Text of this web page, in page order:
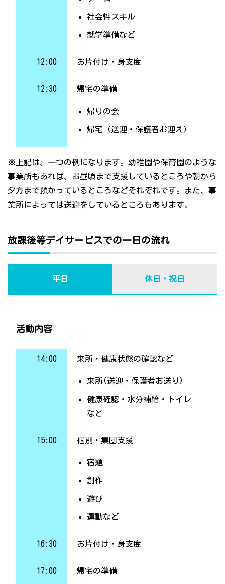
社会性スキル
就学準備など
12:00 お片付け・身支度
12:30 帰宅の準備
帰りの会
帰宅（送迎・保護者お迎え）
※上記は、一つの例になります。幼稚園や保育園のような
事業所もあれば、お昼頃まで支援しているところや朝から
夕方まで預かっているところなどそれぞれです。また、事
業所によっては送迎をしているところもあります。
放課後等デイサービスでの一日の流れ
平日 休日・祝日
活動内容
14:00 来所・健康状態の確認など
来所(送迎・保護者お送り)
健康確認・水分補給・トイレ
など
15:00 個別・集団支援
宿題
創作
遊び
運動など
16:30 お片付け・身支度
17:00 帰宅の準備